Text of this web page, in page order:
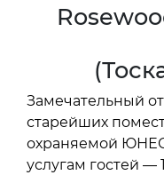
Замечательный
старейших
охраняемой
услугам гостей —